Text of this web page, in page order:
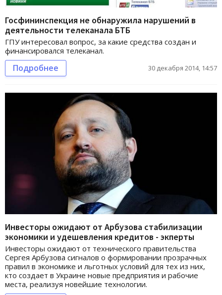
Госфининспекция не обнаружила нарушений в
деятельности телеканала БТБ
ГПУ интересовал вопрос, за какие средства создан и
финансировался телеканал.
Подробнее 30 декабря 2014, 14:57
Инвесторы ожидают от Арбузова стабилизации
экономики и удешевления кредитов - экперты
Инвесторы ожидают от технического правительства
Сергея Арбузова сигналов о формировании прозрачных
правил в экономике и льготных условий для тех из них,
кто создает в Украине новые предприятия и рабочие
места, реализуя новейшие технологии.